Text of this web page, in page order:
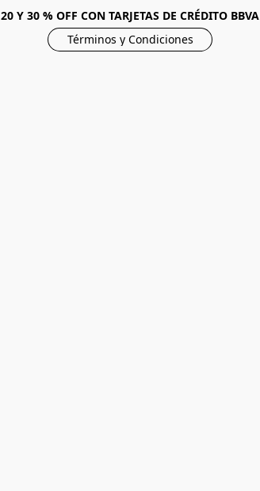
20 Y 30 % OFF CON TARJETAS DE CRÉDITO BBVA
Términos y Condiciones